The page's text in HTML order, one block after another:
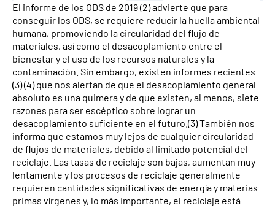
El informe de los ODS de 2019 (2) advierte que para
conseguir los ODS, se requiere reducir la huella ambiental
humana, promoviendo la circularidad del flujo de
materiales, así como el desacoplamiento entre el
bienestar y el uso de los recursos naturales y la
contaminación. Sin embargo, existen informes recientes
(3) (4) que nos alertan de que el desacoplamiento general
absoluto es una quimera y de que existen, al menos, siete
razones para ser escéptico sobre lograr un
desacoplamiento suficiente en el futuro.(3) También nos
informa que estamos muy lejos de cualquier circularidad
de flujos de materiales, debido al limitado potencial del
reciclaje. Las tasas de reciclaje son bajas, aumentan muy
lentamente y los procesos de reciclaje generalmente
requieren cantidades significativas de energía y materias
primas vírgenes y, lo más importante, el reciclaje está